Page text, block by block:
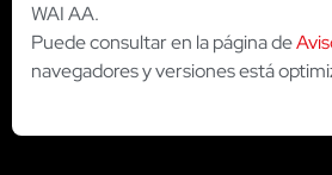
WAI AA.
Puede consultar en la página de
navegadores y versiones está